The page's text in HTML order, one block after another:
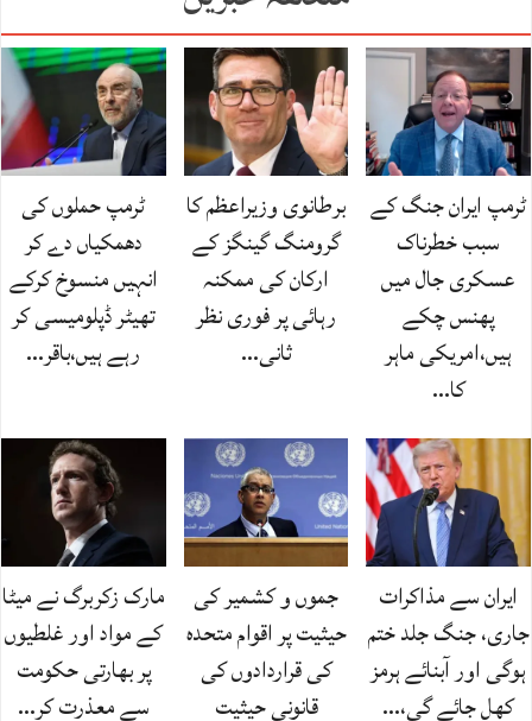
ٹرمپ ایران جنگ کے
سبب خطرناک
عسکری جال میں
پھنس چکے
ہیں،امریکی ماہر
کا…
برطانوی وزیراعظم کا
گرومنگ گینگز کے
ارکان کی ممکنہ
رہائی پر فوری نظر
ثانی…
ٹرمپ حملوں کی
دھمکیاں دے کر
انہیں منسوخ کرکے
تھیٹر ڈپلومیسی کر
رہے ہیں،باقر…
ایران سے مذاکرات
جاری، جنگ جلد ختم
ہوگی اور آبنائے ہرمز
کھل جائے گی،…
جموں و کشمیر کی
حیثیت پر اقوام متحدہ
کی قراردادوں کی
قانونی حیثیت
مارک زکربرگ نے میٹا
کے مواد اور غلطیوں
پر بھارتی حکومت
سے معذرت کر…